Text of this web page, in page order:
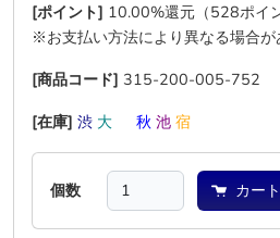
[ポイント] 10.00%還元（528ポイン
※お支払い方法により異なる場合が
[商品コード] 315-200-005-752
[在庫] 渋 大 秋 池 宿
個数 カー